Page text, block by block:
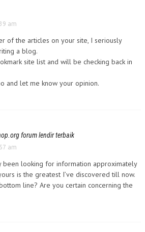
am
of the articles on your site, I seriously
a blog.
site list and will be checking back in
and let me know your opinion.
forum lendir terbaik
am
been looking for information approximately
is the greatest I’ve discovered till now.
line? Are you certain concerning the